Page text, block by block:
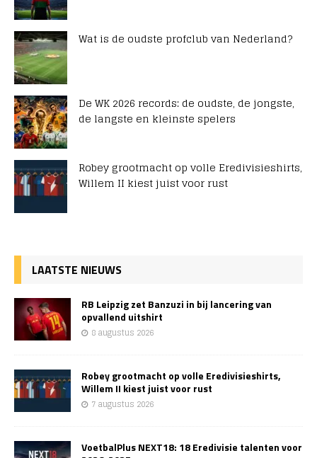
Wat is de oudste profclub van Nederland?
De WK 2026 records: de oudste, de jongste,
de langste en kleinste spelers
Robey grootmacht op volle Eredivisieshirts,
Willem II kiest juist voor rust
LAATSTE NIEUWS
RB Leipzig zet Banzuzi in bij lancering van
opvallend uitshirt
8 augustus 2026
Robey grootmacht op volle Eredivisieshirts,
Willem II kiest juist voor rust
7 augustus 2026
VoetbalPlus NEXT18: 18 Eredivisie talenten voor